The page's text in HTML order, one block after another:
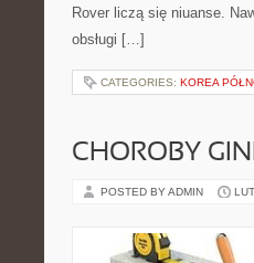
Rover liczą się niuanse.
obsługi […]
CATEGORIES: KOREA
CHOROBY
POSTED BY ADMIN